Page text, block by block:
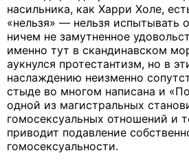
насильника, как Харри Холе,
«нельзя» — нельзя испытывать
ничем не замутненное
именно тут в скандинавском
аукнулся протестантизм, но в
наслаждению неизменно
стыде во многом написана и
одной из магистральных
гомосексуальных отношений и
приводит подавление
гомосексуальности.